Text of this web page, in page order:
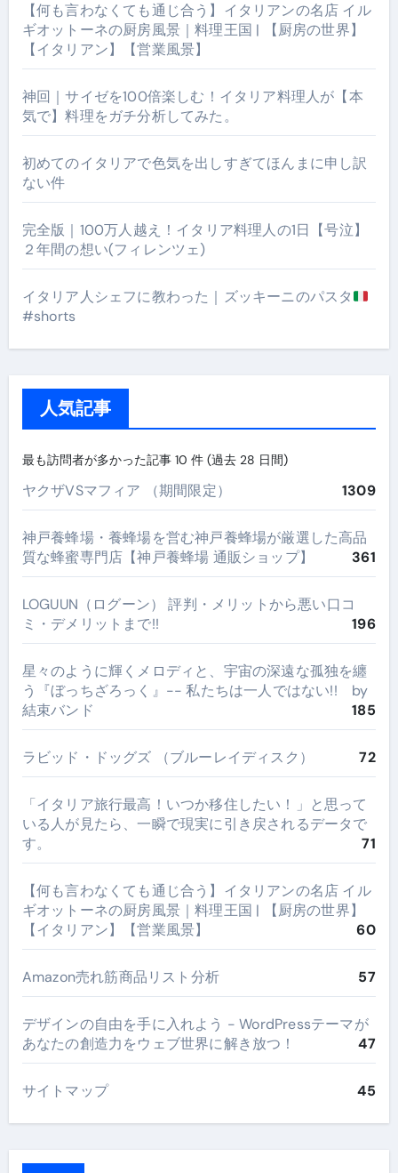
【何も言わなくても通じ合う】イタリアンの名店 イル
ギオットーネの厨房風景｜料理王国 | 【厨房の世界】
【イタリアン】【営業風景】
神回｜サイゼを100倍楽しむ！イタリア料理人が【本
気で】料理をガチ分析してみた。
初めてのイタリアで色気を出しすぎてほんまに申し訳
ない件
完全版｜100万人越え！イタリア料理人の1日【号泣】
２年間の想い(フィレンツェ)
イタリア人シェフに教わった｜ズッキーニのパスタ
#shorts
人気記事
最も訪問者が多かった記事 10 件 (過去 28 日間)
ヤクザVSマフィア （期間限定） 1309
神戸養蜂場・養蜂場を営む神戸養蜂場が厳選した高品
質な蜂蜜専門店【神戸養蜂場 通販ショップ】
361
LOGUUN（ログーン） 評判・メリットから悪い口コ
ミ・デメリットまで!!
196
星々のように輝くメロディと、宇宙の深遠な孤独を纏
う『ぼっちざろっく』-- 私たちは一人ではない!! by
結束バンド
185
ラビッド・ドッグズ （ブルーレイディスク） 72
​「イタリア旅行最高！いつか移住したい！」と思って
いる人が見たら、一瞬で現実に引き戻されるデータで
す。
71
【何も言わなくても通じ合う】イタリアンの名店 イル
ギオットーネの厨房風景｜料理王国 | 【厨房の世界】
【イタリアン】【営業風景】
60
Amazon売れ筋商品リスト分析 57
デザインの自由を手に入れよう - WordPressテーマが
あなたの創造力をウェブ世界に解き放つ！
47
サイトマップ 45